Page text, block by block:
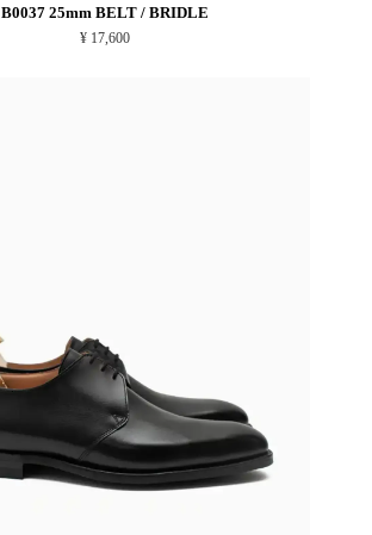
B0037 25mm BELT / BRIDLE
¥ 17,600